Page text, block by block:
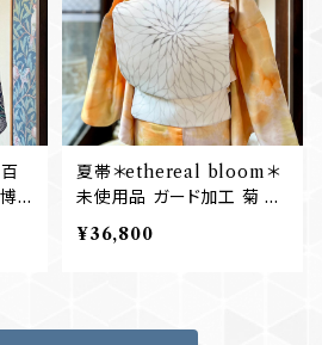
夏帯＊ethereal bloom＊
未使用品 ガード加工 菊 む
じな菊 名古屋帯 B073
¥36,800